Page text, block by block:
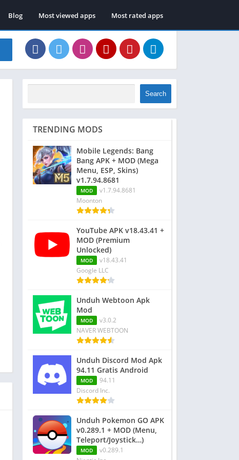
Blog Most viewed apps Most rated apps
Search
TRENDING MODS
Mobile Legends: Bang
Bang APK + MOD (Mega
Menu, ESP, Skins)
v1.7.94.8681
MOD
v1.7.94.8681
Moonton
YouTube APK v18.43.41 +
MOD (Premium
Unlocked)
MOD
v18.43.41
Google LLC
Unduh Webtoon Apk
Mod
MOD
v3.0.2
NAVER WEBTOON
Unduh Discord Mod Apk
94.11 Gratis Android
MOD
94.11
Discord Inc.
Unduh Pokemon GO APK
v0.289.1 + MOD (Menu,
Teleport/Joystick…)
MOD
v0.289.1